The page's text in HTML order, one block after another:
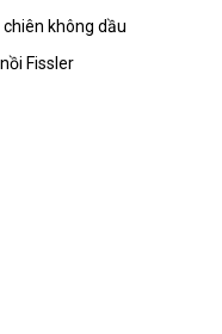
chiên không dầu
Fissler